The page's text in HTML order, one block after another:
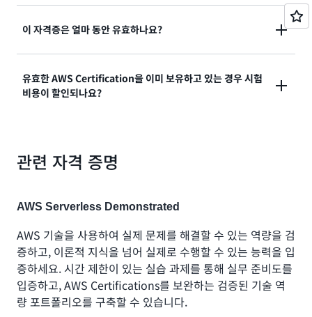
IT 업무 경험이 없는 응시자는 AWS Certified
Solutions Architect - Associate에 응시하기 전에 먼
AWS 클라우드에 대한 기초 지식을 습득하는 것이 좋습
니다.
이 향상되고 기술적인 IT/클라우드 동료 및 고객과의 신
뢰도가 높아졌다고 보고합니다.
AWS Certified Solutions Architect - Professional
계 더 발전하기 위해 취득하는 자격증입니다. 또한 클라
우드 전문가들은 클라우드 데이터 엔지니어와 같은 직무
Certification 과정을 계획하세요.
이 자격증은 얼마 동안 유효하나요?
이 자격증은 3년 동안 유효합니다. 자격증이 만료되기
전에 이 시험의 최신 버전에 합격하여 자격증을 갱신하
다.AWS Certifications 갱신 옵션
유효한 AWS Certification을 이미 보유하고 있는 경우 시험
비용이 할인되나요?
Certification 시험 접수 시 50% 할인을 받을 수 있습니
다. 로그인하여AWS Certification 계정
관련 자격 증명
AWS Serverless Demonstrated
AWS 기술을 사용하여 실제 문제를 해결할 수 있는 역량을 검
증하고, 이론적 지식을 넘어 실제로 수행할 수 있는 능력을 입
증하세요. 시간 제한이 있는 실습 과제를 통해 실무 준비도를
입증하고, AWS Certifications를 보완하는 검증된 기술 역
량 포트폴리오를 구축할 수 있습니다.